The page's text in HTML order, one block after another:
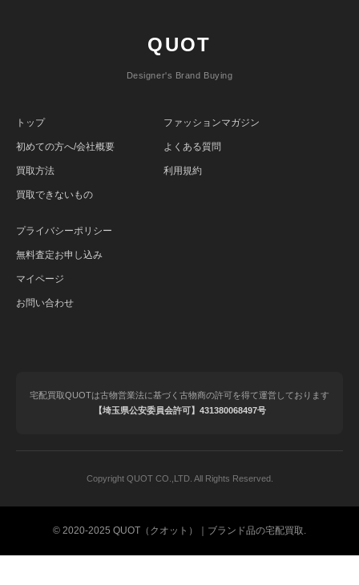
QUOT
Designer's Brand Buying
トップ
初めての方へ/会社概要
買取方法
買取できないもの
ファッションマガジン
よくある質問
利用規約
プライバシーポリシー
無料査定お申し込み
マイページ
お問い合わせ
宅配買取QUOTは古物営業法に基づく古物商の許可を得て運営しております
【埼玉県公安委員会許可】431380068497号
Copyright QUOT CO.,LTD. All Rights Reserved.
© 2020-2025 QUOT（クオット）｜ブランド品の宅配買取.